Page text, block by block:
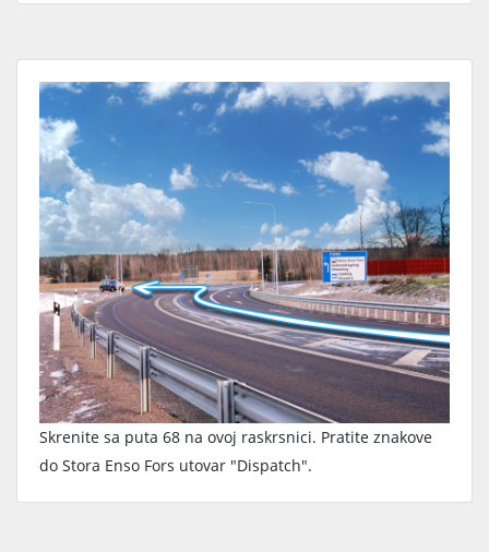
Skrenite sa puta 68 na ovoj raskrsnici. Pratite znakove
do Stora Enso Fors utovar "Dispatch".